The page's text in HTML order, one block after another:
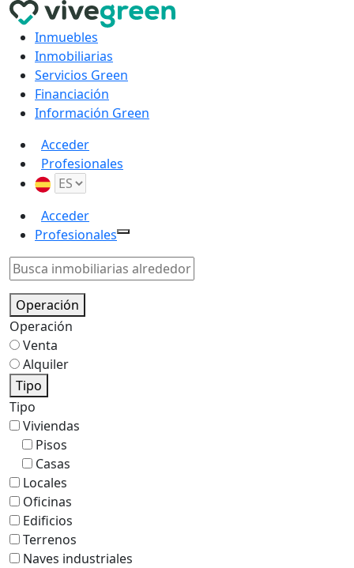
Inmuebles
Inmobiliarias
Servicios Green
Financiación
Información Green
Acceder
Profesionales
Acceder
Profesionales
Operación
Operación
Venta
Alquiler
Tipo
Tipo
Viviendas
Pisos
Casas
Locales
Oficinas
Edificios
Terrenos
Naves industriales